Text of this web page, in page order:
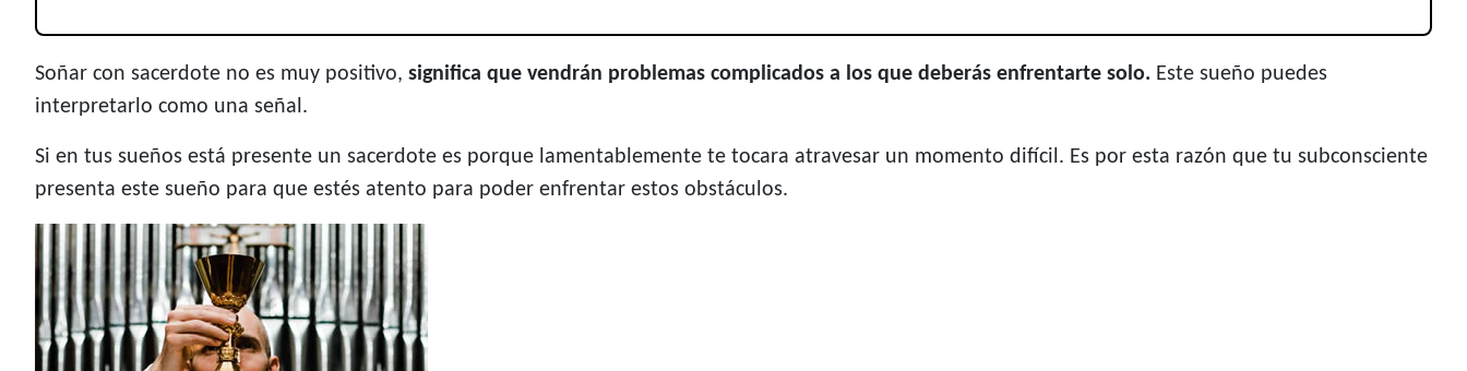
Soñar con sacerdote no es muy positivo, significa que vendrán problemas complicados a los que deberás enfrentarte solo. Este sueño puedes
interpretarlo como una señal.
Si en tus sueños está presente un sacerdote es porque lamentablemente te tocara atravesar un momento difícil. Es por esta razón que tu subconsciente
presenta este sueño para que estés atento para poder enfrentar estos obstáculos.